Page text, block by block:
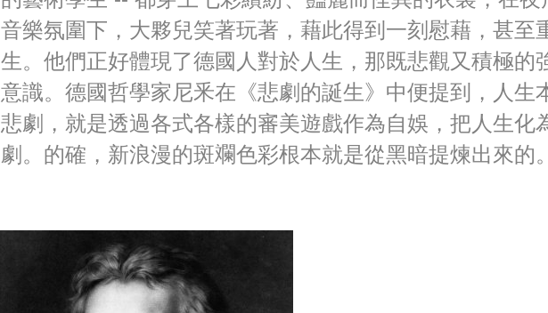
音樂氛圍下，大夥兒笑著玩著，藉此得到一刻慰藉，甚至
生。他們正好體現了德國人對於人生，那既悲觀又積極的
意識。德國哲學家尼釆在《悲劇的誕生》中便提到，人生
悲劇，就是透過各式各樣的審美遊戲作為自娛，把人生化
劇。的確，新浪漫的斑斕色彩根本就是從黑暗提煉出來的